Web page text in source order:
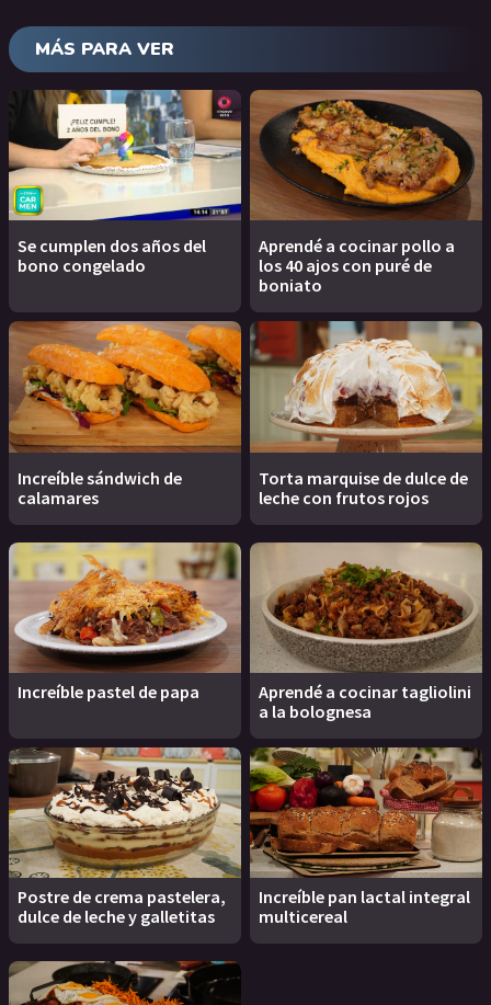
MÁS PARA VER
Se cumplen dos años del
bono congelado
Aprendé a cocinar pollo a
los 40 ajos con puré de
boniato
Increíble sándwich de
calamares
Torta marquise de dulce de
leche con frutos rojos
Increíble pastel de papa
Aprendé a cocinar tagliolini
a la bolognesa
Postre de crema pastelera,
dulce de leche y galletitas
Increíble pan lactal integral
multicereal